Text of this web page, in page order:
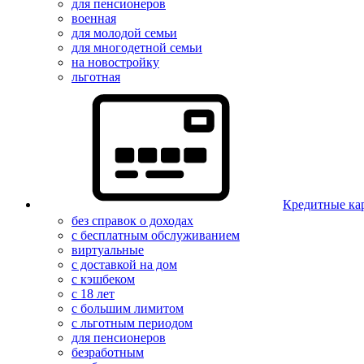
для пенсионеров
военная
для молодой семьи
для многодетной семьи
на новостройку
льготная
Кредитные
без справок о доходах
с бесплатным обслуживанием
виртуальные
с доставкой на дом
с кэшбеком
с 18 лет
с большим лимитом
с льготным периодом
для пенсионеров
безработным